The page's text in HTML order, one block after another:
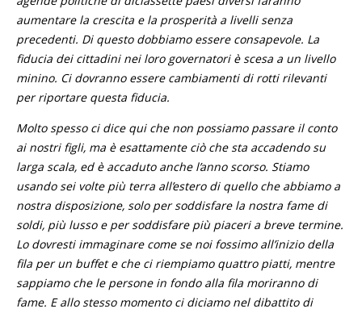
aumentare la crescita e la prosperità a livelli senza
precedenti. Di questo dobbiamo essere consapevole. La
fiducia dei cittadini nei loro governatori è scesa a un livello
minino. Ci dovranno essere cambiamenti di rotti rilevanti
per riportare questa fiducia.
Molto spesso ci dice qui che non possiamo passare il conto
ai nostri figli, ma è esattamente ciò che sta accadendo su
larga scala, ed è accaduto anche l’anno scorso. Stiamo
usando sei volte più terra all’estero di quello che abbiamo a
nostra disposizione, solo per soddisfare la nostra fame di
soldi, più lusso e per soddisfare più piaceri a breve termine.
Lo dovresti immaginare come se noi fossimo all’inizio della
fila per un buffet e che ci riempiamo quattro piatti, mentre
sappiamo che le persone in fondo alla fila moriranno di
fame. E allo stesso momento ci diciamo nel dibattito di